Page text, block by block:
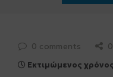
0 comments
Εκτιμώμενος